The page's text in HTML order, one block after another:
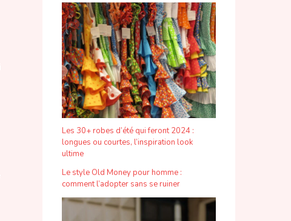
Les 30+ robes d’été qui feront 2024 :
longues ou courtes, l’inspiration look
ultime
Le style Old Money pour homme :
comment l’adopter sans se ruiner